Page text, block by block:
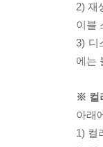
2) 재
이블
3) 디
에는
※ 컬
아래
1) 컬